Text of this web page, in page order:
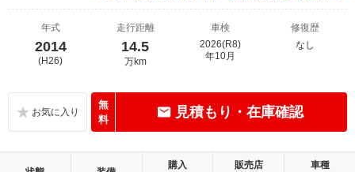
年式
2014
(H26)
走行距離
14.5
万km
車検
2026(R8)
年10月
修復歴
なし
無
料
見積もり・在庫確認
購入
販売店
車種